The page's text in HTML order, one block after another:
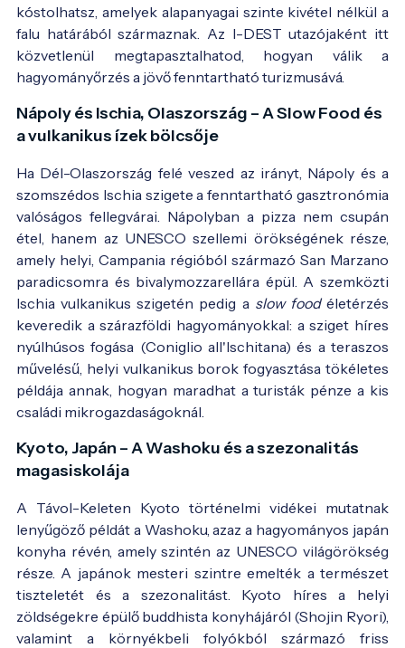
kóstolhatsz, amelyek alapanyagai szinte kivétel nélkül a
falu határából származnak. Az I-DEST utazójaként itt
közvetlenül megtapasztalhatod, hogyan válik a
hagyományőrzés a jövő fenntartható turizmusává.
Nápoly és Ischia, Olaszország – A Slow Food és
a vulkanikus ízek bölcsője
Ha Dél-Olaszország felé veszed az irányt, Nápoly és a
szomszédos Ischia szigete a fenntartható gasztronómia
valóságos fellegvárai. Nápolyban a pizza nem csupán
étel, hanem az UNESCO szellemi örökségének része,
amely helyi, Campania régióból származó San Marzano
paradicsomra és bivalymozzarellára épül. A szemközti
Ischia vulkanikus szigetén pedig a slow foodéletérzés
keveredik a szárazföldi hagyományokkal: a sziget híres
nyúlhúsos fogása (Coniglio all'Ischitana) és a teraszos
művelésű, helyi vulkanikus borok fogyasztása tökéletes
példája annak, hogyan maradhat a turisták pénze a kis
családi mikrogazdaságoknál.
Kyoto, Japán – A Washoku és a szezonalitás
magasiskolája
A Távol-Keleten Kyoto történelmi vidékei mutatnak
lenyűgöző példát a Washoku, azaz a hagyományos japán
konyha révén, amely szintén az UNESCO világörökség
része. A japánok mesteri szintre emelték a természet
tiszteletét és a szezonalitást. Kyoto híres a helyi
zöldségekre épülő buddhista konyhájáról (Shojin Ryori),
valamint a környékbeli folyókból származó friss